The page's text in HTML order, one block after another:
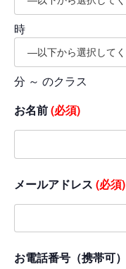
時
分 ～ のクラス
お名前(必須)
メールアドレス (必須)
お電話番号（携帯可）